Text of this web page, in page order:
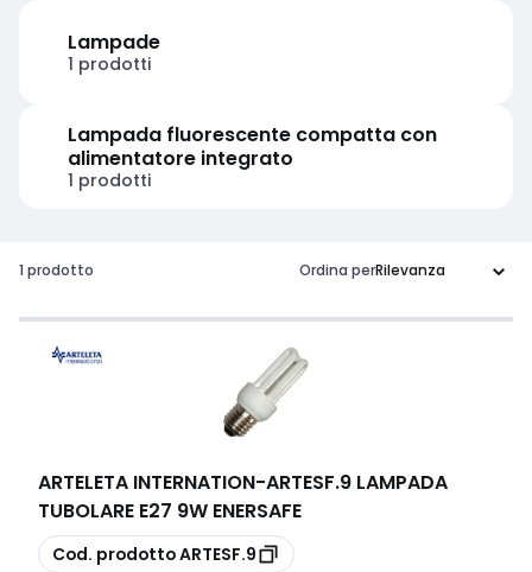
Lampade
1 prodotti
Lampada fluorescente compatta con
alimentatore integrato
1 prodotti
1 prodotto Ordina per
ARTELETA INTERNATION-ARTESF.9 LAMPADA
TUBOLARE E27 9W ENERSAFE
copia
Cod. prodottoARTESF.9